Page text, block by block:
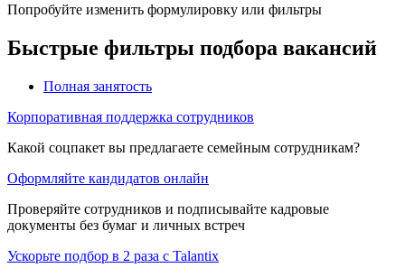
Попробуйте изменить формулировку или фильтры
Быстрые фильтры подбора вакансий
Полная занятость
Корпоративная поддержка сотрудников
Какой соцпакет вы предлагаете семейным сотрудникам?
Оформляйте кандидатов онлайн
Проверяйте сотрудников и подписывайте кадровые
документы без бумаг и личных встреч
Ускорьте подбор в 2 раза с Talantix